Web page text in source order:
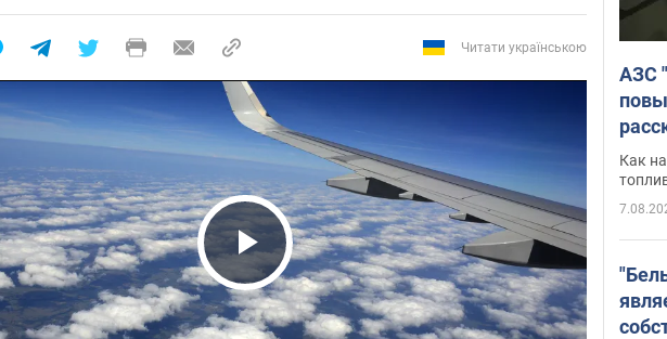
Читати українською
Play Video
АЗС
Как